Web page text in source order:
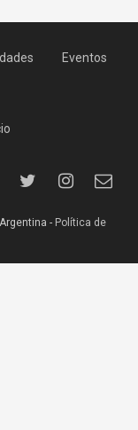
Eventos
- Política de